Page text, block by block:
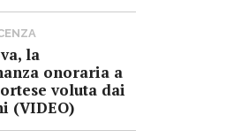
la
onoraria a
voluta dai
(VIDEO)